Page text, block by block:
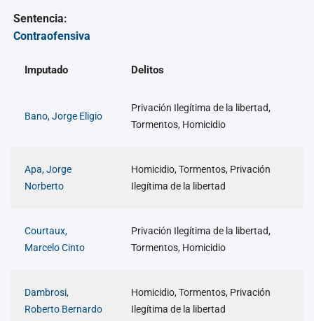
Sentencia:
Contraofensiva
Imputado Delitos
Bano, Jorge Eligio
Privación Ilegítima de la libertad,
Tormentos, Homicidio
Apa, Jorge
Norberto
Homicidio, Tormentos, Privación
Ilegítima de la libertad
Courtaux,
Marcelo Cinto
Privación Ilegítima de la libertad,
Tormentos, Homicidio
Dambrosi,
Roberto Bernardo
Homicidio, Tormentos, Privación
Ilegítima de la libertad